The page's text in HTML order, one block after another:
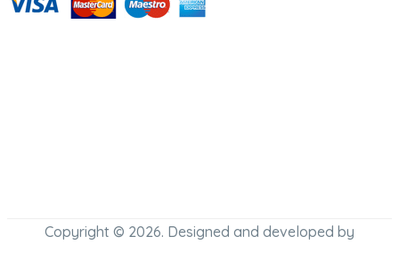
Copyright © 2026. Designed and developed by